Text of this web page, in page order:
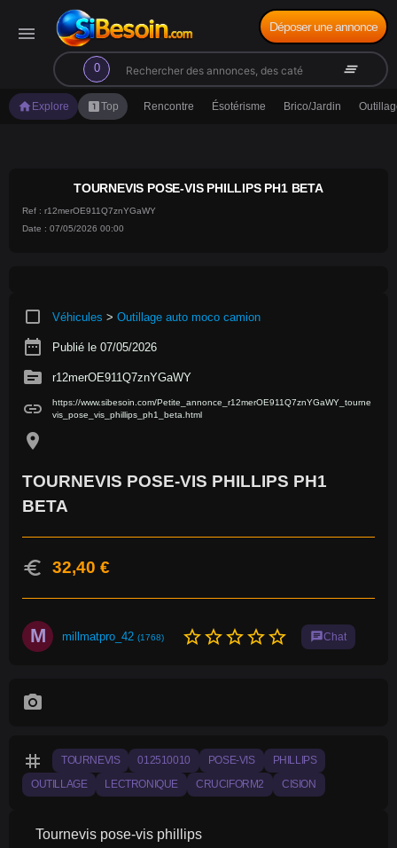
menu
0
search clear_all
Déposer une annonce
home Explore looks_oneTop Rencontre Ésotérisme Brico/Jardin
TOURNEVIS POSE-VIS PHILLIPS PH1 BETA
Ref : r12merOE911Q7znYGaWY
Date : 07/05/2026 00:00
crop_square Véhicules > Outillage auto moco camion
date_range Publié le 07/05/2026
source r12merOE911Q7znYGaWY
link
https://www.sibesoin.com/Petite_annonce_r12merOE911Q7znYGaWY_tourne
vis_pose_vis_phillips_ph1_beta.html
location_on
TOURNEVIS POSE-VIS PHILLIPS PH1
BETA
euro 32,40 €
M millmatpro_42 (1768) star_borderstar_borderstar_borderstar_borderstar_border chatChat
photo_camera
tag TOURNEVIS 012510010 POSE-VIS PHILLIPS
OUTILLAGE LECTRONIQUE CRUCIFORM2 CISION
Tournevis pose-vis phillips